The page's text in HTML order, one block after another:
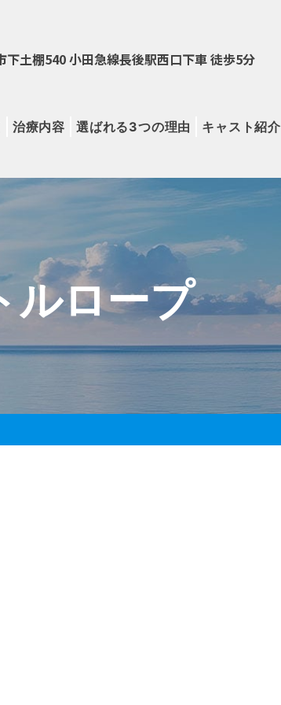
下土棚540 小田急線長後駅西口下車 徒歩5分
治療内容 選ばれる3つの理由 キャスト紹介
ロープ